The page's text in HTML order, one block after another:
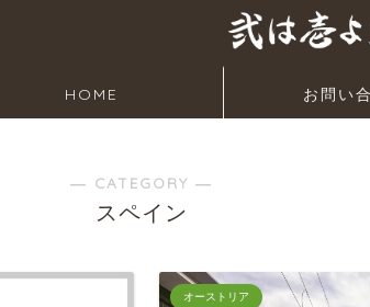
HOME お問い
― CATEGORY ―
スペイン
オーストリア